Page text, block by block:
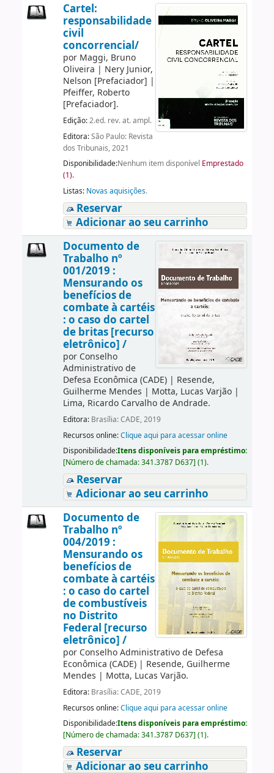
Cartel:
responsabilidade
civil
concorrencial/
por Maggi, Bruno
Oliveira | Nery Junior,
Nelson [Prefaciador] |
Pfeiffer, Roberto
[Prefaciador].
Edição:2.ed. rev. at. ampl.
Editora:São Paulo: Revista
dos Tribunais, 2021
Disponibilidade:Nenhum item disponível Emprestado
(1).
Listas: Novas aquisições.
Reservar
Adicionar ao seu carrinho
Documento de
Trabalho nº
001/2019 :
Mensurando os
benefícios de
combate à cartéis
: o caso do cartel
de britas [recurso
eletrônico] /
por Conselho
Administrativo de
Defesa Econômica (CADE)| Resende,
Guilherme Mendes | Motta, Lucas Varjão|
Lima, Ricardo Carvalho de Andrade.
Editora: Brasília: CADE, 2019
Recursos online:Clique aqui para acessar online
Disponibilidade:Itens disponíveis para empréstimo:
[Número de chamada:341.3787 D637] (1).
Reservar
Adicionar ao seu carrinho
Documento de
Trabalho nº
004/2019 :
Mensurando os
benefícios de
combate à cartéis
: o caso do cartel
de combustíveis
no Distrito
Federal [recurso
eletrônico] /
por Conselho Administrativo de Defesa
Econômica (CADE)| Resende, Guilherme
Mendes | Motta, Lucas Varjão.
Editora: Brasília: CADE, 2019
Recursos online:Clique aqui para acessar online
Disponibilidade:Itens disponíveis para empréstimo:
[Número de chamada:341.3787 D637] (1).
Reservar
Adicionar ao seu carrinho